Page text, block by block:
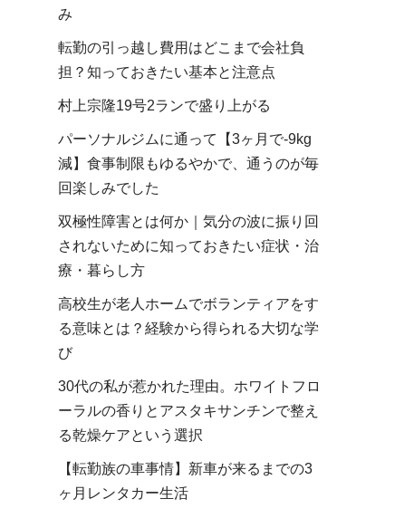
み
転勤の引っ越し費用はどこまで会社負
担？知っておきたい基本と注意点
村上宗隆19号2ランで盛り上がる
パーソナルジムに通って【3ヶ月で-9kg
減】食事制限もゆるやかで、通うのが毎
回楽しみでした
双極性障害とは何か｜気分の波に振り回
されないために知っておきたい症状・治
療・暮らし方
高校生が老人ホームでボランティアをす
る意味とは？経験から得られる大切な学
び
30代の私が惹かれた理由。ホワイトフロ
ーラルの香りとアスタキサンチンで整え
る乾燥ケアという選択
【転勤族の車事情】新車が来るまでの3
ヶ月レンタカー生活